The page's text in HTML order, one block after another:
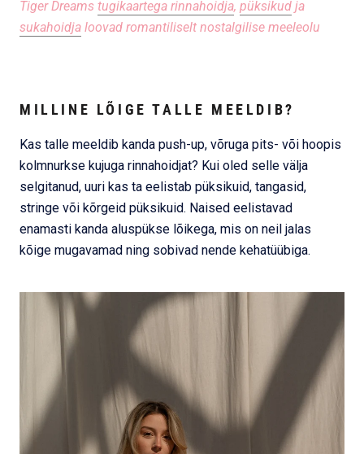
Tiger Dreams tugikaartega rinnahoidja, püksikud ja
sukahoidja loovad romantiliselt nostalgilise meeleolu
MILLINE LÕIGE TALLE MEELDIB?
Kas talle meeldib kanda push-up, võruga pits- või hoopis
kolmnurkse kujuga rinnahoidjat? Kui oled selle välja
selgitanud, uuri kas ta eelistab püksikuid, tangasid,
stringe või kõrgeid püksikuid. Naised eelistavad
enamasti kanda aluspükse lõikega, mis on neil jalas
kõige mugavamad ning sobivad nende kehatüübiga.